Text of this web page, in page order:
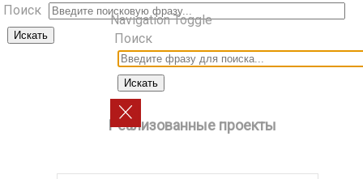
Navigation Toggle
Поиск
Поиск
Реализованные проекты